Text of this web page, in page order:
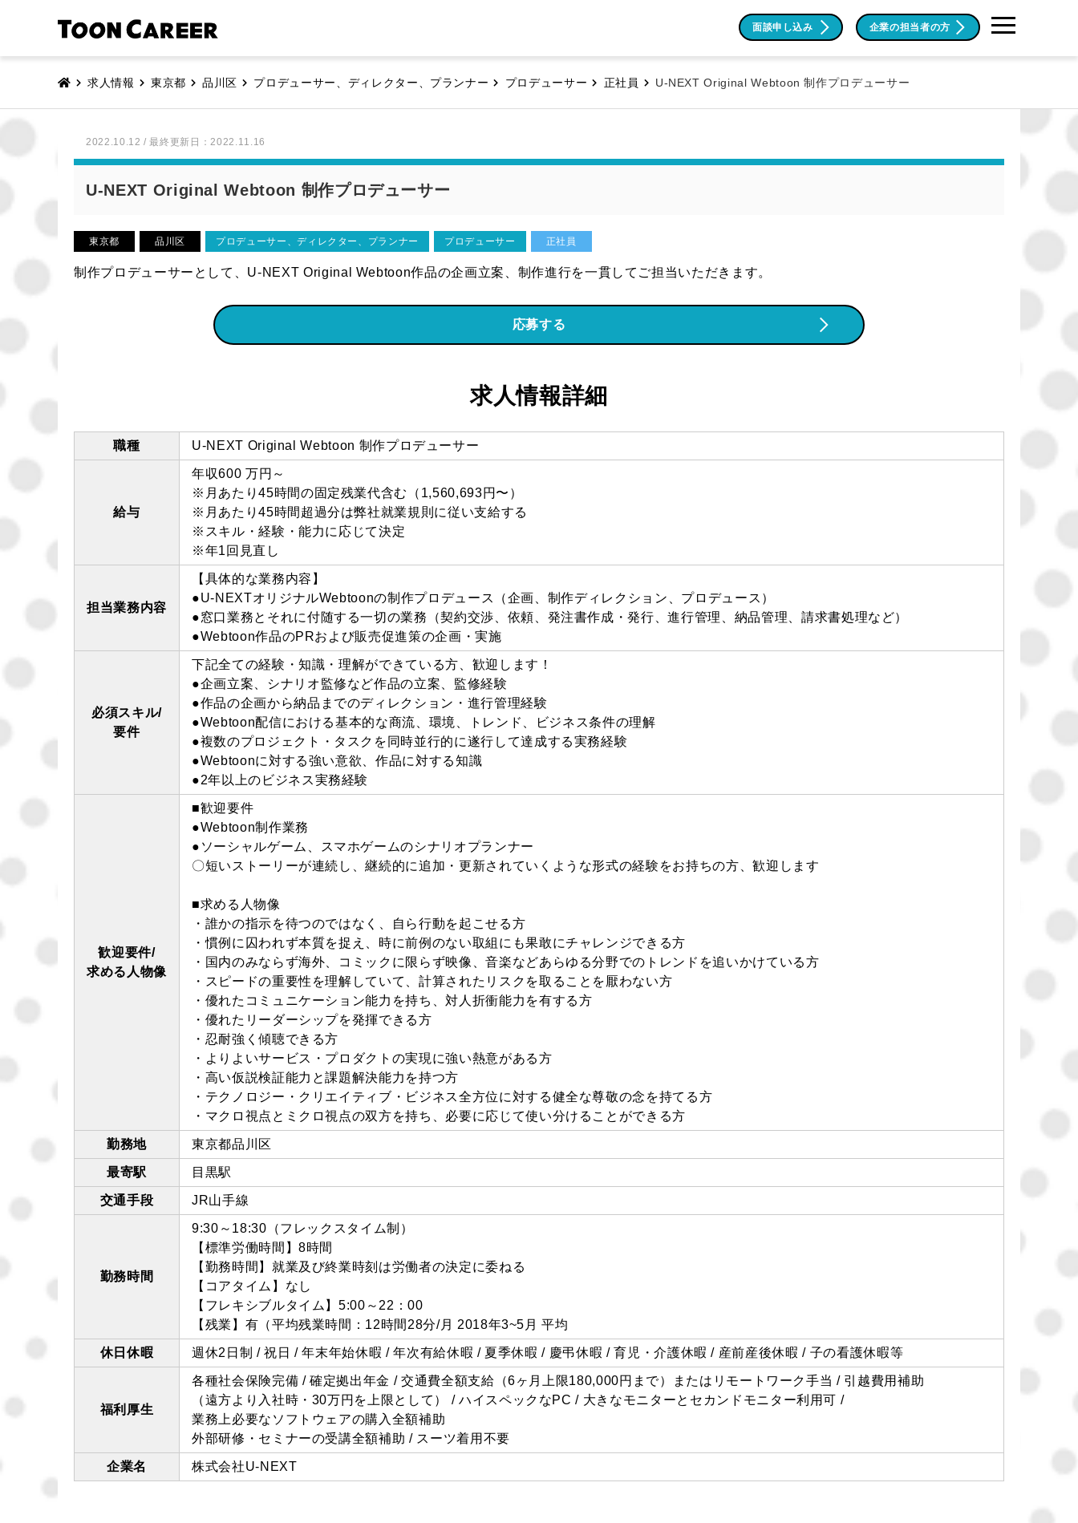
面談申し込み 企業の担当者の方
求人情報 東京都 品川区 プロデューサー、ディレクター、プランナー プロデューサー 正社員 U-NEXT Original Webtoon 制作プロデューサー
2022.10.12 / 最終更新日：2022.11.16
U-NEXT Original Webtoon 制作プロデューサー
東京都 品川区 プロデューサー、ディレクター、プランナー プロデューサー 正社員
制作プロデューサーとして、U-NEXT Original Webtoon作品の企画立案、制作進行を一貫してご担当いただきます。
応募する
求人情報詳細
職種 U-NEXT Original Webtoon 制作プロデューサー
給与
年収600 万円～
※月あたり45時間の固定残業代含む（1,560,693円〜）
※月あたり45時間超過分は弊社就業規則に従い支給する
※スキル・経験・能力に応じて決定
※年1回見直し
担当業務内容
【具体的な業務内容】
●U-NEXTオリジナルWebtoonの制作プロデュース（企画、制作ディレクション、プロデュース）
●窓口業務とそれに付随する一切の業務（契約交渉、依頼、発注書作成・発行、進行管理、納品管理、請求書処理など）
●Webtoon作品のPRおよび販売促進策の企画・実施
必須スキル/
要件
下記全ての経験・知識・理解ができている方、歓迎します！
●企画立案、シナリオ監修など作品の立案、監修経験
●作品の企画から納品までのディレクション・進行管理経験
●Webtoon配信における基本的な商流、環境、トレンド、ビジネス条件の理解
●複数のプロジェクト・タスクを同時並行的に遂行して達成する実務経験
●Webtoonに対する強い意欲、作品に対する知識
●2年以上のビジネス実務経験
歓迎要件/
求める人物像
■歓迎要件
●Webtoon制作業務
●ソーシャルゲーム、スマホゲームのシナリオプランナー
〇短いストーリーが連続し、継続的に追加・更新されていくような形式の経験をお持ちの方、歓迎します
■求める人物像
・誰かの指示を待つのではなく、自ら行動を起こせる方
・慣例に囚われず本質を捉え、時に前例のない取組にも果敢にチャレンジできる方
・国内のみならず海外、コミックに限らず映像、音楽などあらゆる分野でのトレンドを追いかけている方
・スピードの重要性を理解していて、計算されたリスクを取ることを厭わない方
・優れたコミュニケーション能力を持ち、対人折衝能力を有する方
・優れたリーダーシップを発揮できる方
・忍耐強く傾聴できる方
・よりよいサービス・プロダクトの実現に強い熱意がある方
・高い仮説検証能力と課題解決能力を持つ方
・テクノロジー・クリエイティブ・ビジネス全方位に対する健全な尊敬の念を持てる方
・マクロ視点とミクロ視点の双方を持ち、必要に応じて使い分けることができる方
勤務地 東京都品川区
最寄駅 目黒駅
交通手段 JR山手線
勤務時間
9:30～18:30（フレックスタイム制）
【標準労働時間】8時間
【勤務時間】就業及び終業時刻は労働者の決定に委ねる
【コアタイム】なし
【フレキシブルタイム】5:00～22：00
【残業】有（平均残業時間：12時間28分/月 2018年3~5月 平均
休日休暇 週休2日制 / 祝日 / 年末年始休暇 / 年次有給休暇 / 夏季休暇 / 慶弔休暇 / 育児・介護休暇 / 産前産後休暇 / 子の看護休暇等
福利厚生
各種社会保険完備 / 確定拠出年金 / 交通費全額支給（6ヶ月上限180,000円まで）またはリモートワーク手当 / 引越費用補助
（遠方より入社時・30万円を上限として） / ハイスペックなPC / 大きなモニターとセカンドモニター利用可 /
業務上必要なソフトウェアの購入全額補助
外部研修・セミナーの受講全額補助 / スーツ着用不要
企業名 株式会社U-NEXT